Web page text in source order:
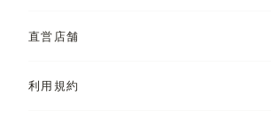
直営店舗
利用規約